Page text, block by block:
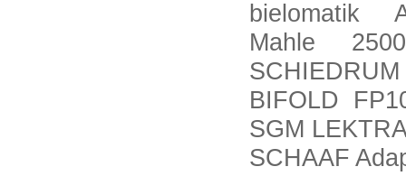
bielomatik
Mahle
BIFOLD
SGM
SCHAAF